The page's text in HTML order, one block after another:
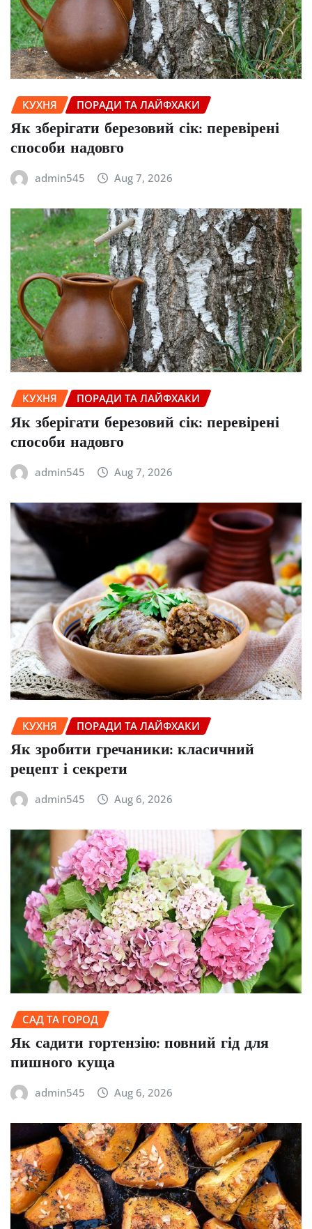
КУХНЯ ПОРАДИ ТА ЛАЙФХАКИ
Як зберігати березовий сік: перевірені
способи надовго
admin545 Aug 7, 2026
КУХНЯ ПОРАДИ ТА ЛАЙФХАКИ
Як зберігати березовий сік: перевірені
способи надовго
admin545 Aug 7, 2026
КУХНЯ ПОРАДИ ТА ЛАЙФХАКИ
Як зробити гречаники: класичний
рецепт і секрети
admin545 Aug 6, 2026
САД ТА ГОРОД
Як садити гортензію: повний гід для
пишного куща
admin545 Aug 6, 2026